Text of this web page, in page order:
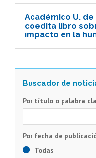
Académico U. de
coedita libro
impacto en la
Por título o palabra
Todas